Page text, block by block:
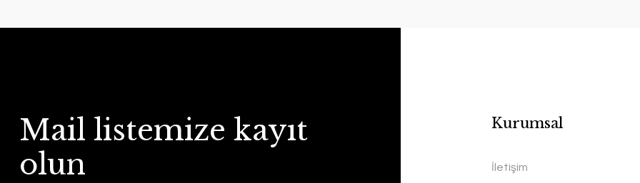
Mail listemize kayıt
olun
Kurumsal
İletişim